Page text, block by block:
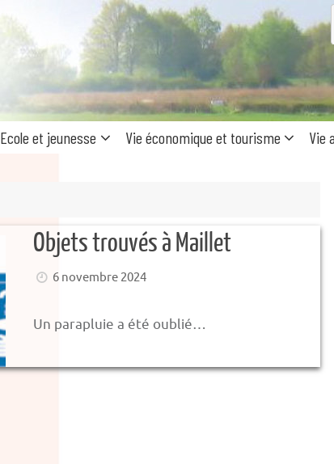
Recherche
pour
Ecole et jeunesse Vie économique et tourisme Vie
Objets trouvés à Maillet
6 novembre 2024
Un parapluie a été oublié…